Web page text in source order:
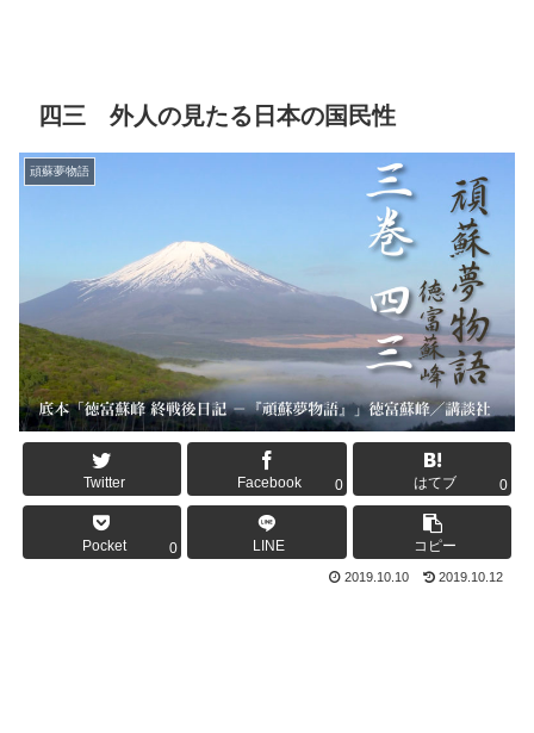
四三 外人の見たる日本の国民性
頑蘇夢物語
Twitter Facebook 0 はてブ 0
Pocket 0 LINE コピー
2019.10.10 2019.10.12